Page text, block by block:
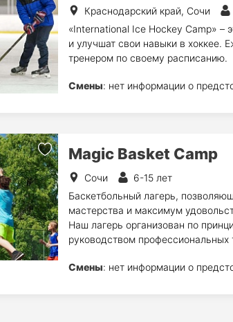
Краснодарский край, Сочи
«International Ice Hockey Camp» –
и улучшат свои навыки в хоккее.
тренером по своему расписанию.
Смены: нет информации о
Magic Basket Camp
Сочи
6-15 лет
Баскетбольный лагерь,
мастерства и максимум
Наш лагерь организован по
руководством профессиональных
Смены: нет информации о